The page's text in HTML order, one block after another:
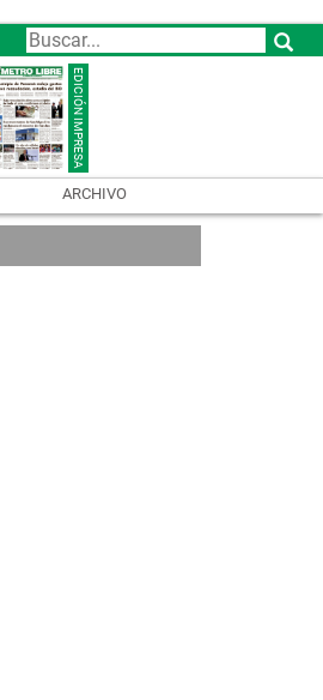
ARCHIVO